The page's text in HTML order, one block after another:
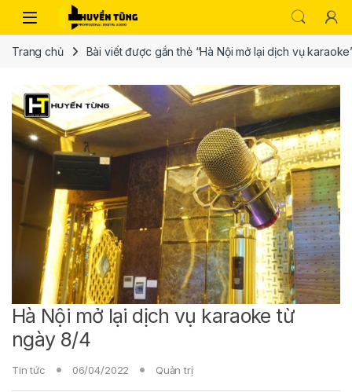
Trang chủ Bài viết được gắn thẻ “Hà Nội mở lại dịch vụ
Hà Nội mở lại dịch vụ karaoke từ
ngày 8/4
Tin tức 06/04/2022 Quản trị